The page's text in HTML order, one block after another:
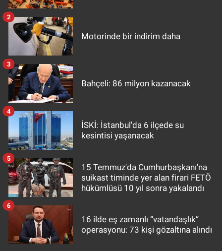
Motorinde bir indirim daha
2
Bahçeli: 86 milyon kazanacak
3
İSKİ: İstanbul'da 6 ilçede su
kesintisi yaşanacak
4
15 Temmuz'da Cumhurbaşkanı'na
suikast timinde yer alan firari FETÖ
hükümlüsü 10 yıl sonra yakalandı
5
16 ilde eş zamanlı “vatandaşlık”
operasyonu: 73 kişi gözaltına alındı
6